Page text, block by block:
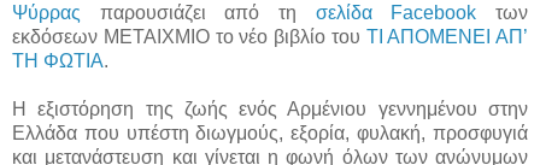
Ψύρρας παρουσιάζει από τη σελίδα Facebook των
εκδόσεων ΜΕΤΑΙΧΜΙΟ το νέο βιβλίο του ΤΙ ΑΠΟΜΕΝΕΙ ΑΠ’
ΤΗ ΦΩΤΙΑ.
Η εξιστόρηση της ζωής ενός Αρμένιου γεννημένου στην
Ελλάδα που υπέστη διωγμούς, εξορία, φυλακή, προσφυγιά
και μετανάστευση και γίνεται η φωνή όλων των ανώνυμων